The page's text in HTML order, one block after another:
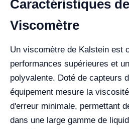
Caractéristiques
Viscomètre
Un viscomètre de Kalstein est
performances supérieures et
polyvalente. Doté de capteurs
équipement mesure la
d'erreur minimale, permettant
dans une large gamme de